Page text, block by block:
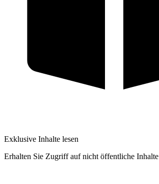
Exklusive Inhalte lesen
Erhalten Sie Zugriff auf nicht öffentliche Inhalte